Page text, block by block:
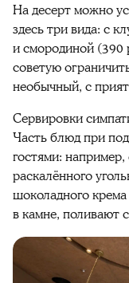
На десерт можно
здесь три вида: с
и смородиной (390
советую
необычный, с
Сервировки
Часть блюд при
гостями:
раскалённого
шоколадного
в камне, поливают